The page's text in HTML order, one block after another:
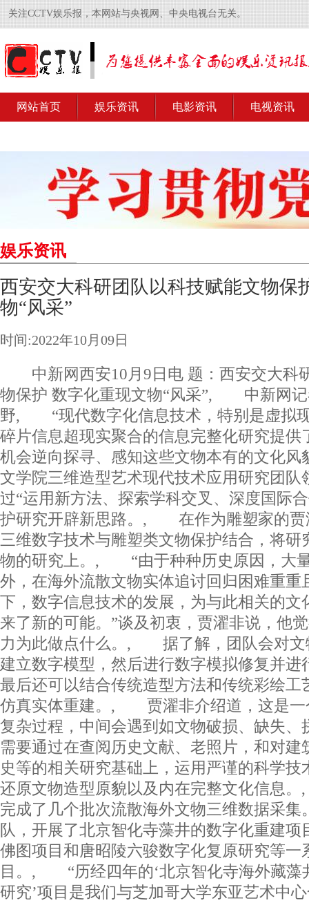
关注CCTV娱乐报，本网站与央视网、中央电视台无关。
网站首页 娱乐资讯 电影资讯 电视资讯
娱乐资讯
西安交大科研团队以科技赋能文物保
物“风采”
时间:2022年10月09日
中新网西安10月9日电 题：西安交大科
物保护 数字化重现文物“风采”, 中新网记
野, “现代数字化信息技术，特别是虚拟
碎片信息超现实聚合的信息完整化研究提供
机会逆向探寻、感知这些文物本有的文化风
文学院三维造型艺术现代技术应用研究团队
过“运用新方法、探索学科交叉、深度国际
护研究开辟新思路。, 在作为雕塑家的贾
三维数字技术与雕塑类文物保护结合，将研
物的研究上。, “由于种种历史原因，大
外，在海外流散文物实体追讨回归困难重重
下，数字信息技术的发展，为与此相关的文
来了新的可能。”谈及初衷，贾濯非说，他
力为此做点什么。, 据了解，团队会对文
建立数字模型，然后进行数字模拟修复并进
最后还可以结合传统造型方法和传统彩绘工
仿真实体重建。, 贾濯非介绍道，这是一
复杂过程，中间会遇到如文物破损、缺失、
需要通过在查阅历史文献、老照片，和对建
史等的相关研究基础上，运用严谨的科学技
还原文物造型原貌以及内在完整文化信
完成了几个批次流散海外文物三维数据采集
队，开展了北京智化寺藻井的数字化重建项
佛图项目和唐昭陵六骏数字化复原研究等一
目。, “历经四年的‘北京智化寺海外藏藻
研究’项目是我们与芝加哥大学东亚艺术中